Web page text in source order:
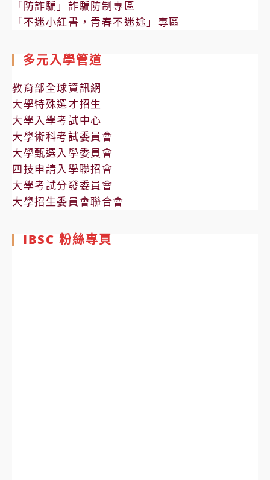
「防詐騙」詐騙防制專區
「不迷小紅書，青春不迷途」專區
多元入學管道
教育部全球資訊網
大學特殊選才招生
大學入學考試中心
大學術科考試委員會
大學甄選入學委員會
四技申請入學聯招會
大學考試分發委員會
大學招生委員會聯合會
IBSC 粉絲專頁